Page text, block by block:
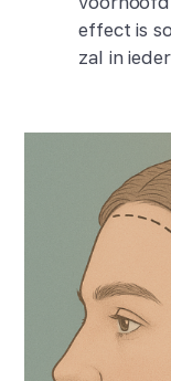
effect is
zal in